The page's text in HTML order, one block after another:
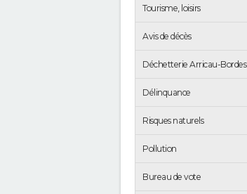
Tourisme, loisirs
Avis de décès
Déchetterie Arricau-Bordes
Délinquance
Risques naturels
Pollution
Bureau de vote